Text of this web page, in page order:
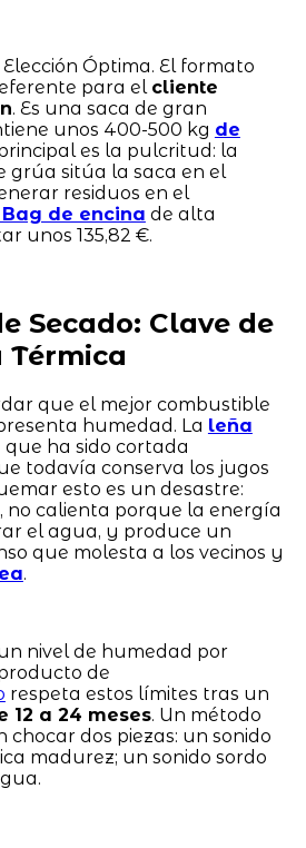
Elección Óptima. El formato
para el cliente
. Es una saca de gran
unos 400-500 kg de
es la pulcritud: la
grúa sitúa la saca en el
residuos en el
de encina de alta
unos 135,82 €.
Secado: Clave de
Térmica
que el mejor combustible
humedad. La leña
ha sido cortada
todavía conserva los jugos
esto es un desastre:
no calienta porque la energía
el agua, y produce un
que molesta a los vecinos y
.
nivel de humedad por
de
respeta estos límites tras un
12 a 24 meses. Un método
chocar dos piezas: un sonido
madurez; un sonido sordo